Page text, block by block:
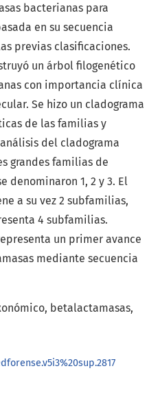
bacterianas para
en su secuencia
previas clasificaciones.
un árbol filogenético
con importancia clínica
Se hizo un cladograma
de las familias y
del cladograma
grandes familias de
denominaron 1, 2 y 3. El
a su vez 2 subfamilias,
4 subfamilias.
un primer avance
mediante secuencia
betalactamasas,